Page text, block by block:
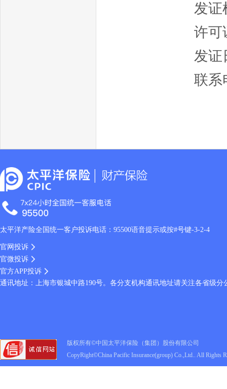
发证
许可
发证
联系
太平洋产险全国统一客户投诉电话：95500语音提示或按#号键-3-2-4
官网投诉
官微投诉
官方APP投诉
通讯地址：上海市银城中路190号。各分支机构通讯地址请关注各省级
版权所有©中国太平洋保险（集团）股份有限公司
CopyRight©China Pacific Insurance(group) Co.,Ltd.. All Rights